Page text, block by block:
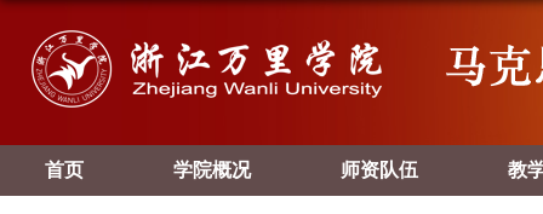
首页 学院概况 师资队伍 教